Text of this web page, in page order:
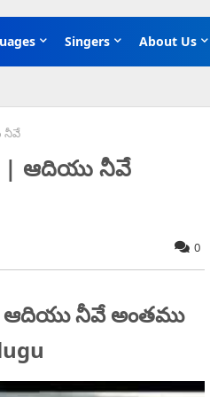
Singers About Us
నీవే
| ఆదియు నీవే
0
ఆదియు నీవే అంతము